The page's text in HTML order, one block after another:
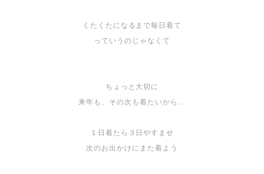
くたくたになるまで毎日着て
っていうのじゃなくて
ちょっと大切に
来年も、その次も着たいから…
１日着たら３日やすませ
次のお出かけにまた着よう